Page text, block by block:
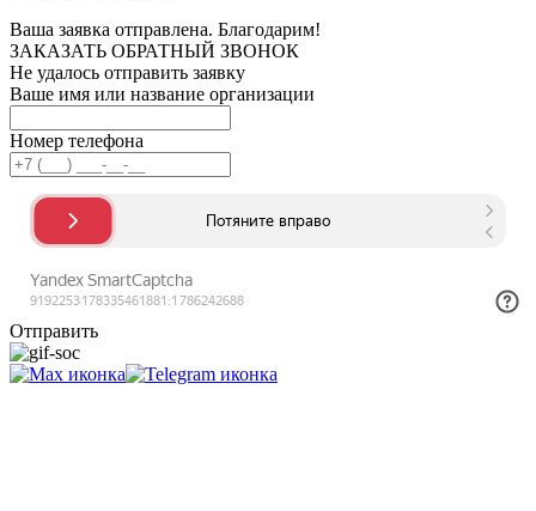
Ваша заявка отправлена. Благодарим!
ЗАКАЗАТЬ ОБРАТНЫЙ ЗВОНОК
Не удалось отправить заявку
Ваше имя или название организации
Номер телефона
Отправить